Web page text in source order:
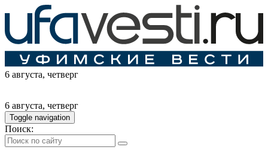
6 августа, четверг
6 августа, четверг
Toggle navigation
Поиск: